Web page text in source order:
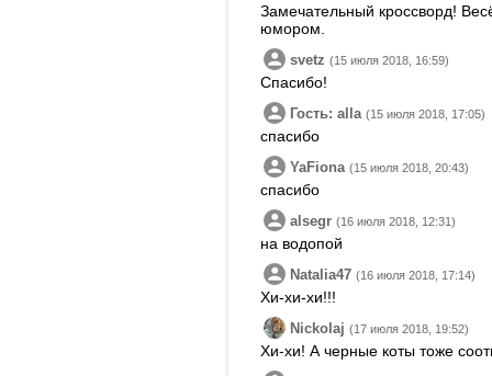
Замечательный кроссворд!
юмором.
svetz (15 июля 2018, 16:59)
Спасибо!
Гость: alla (15 июля 2018, 17:05)
спасибо
YaFiona (15 июля 2018, 20:43)
спасибо
alsegr (16 июля 2018, 12:31)
на водопой
Natalia47 (16 июля 2018, 17:14)
Хи-хи-хи!!!
Nickolaj (17 июля 2018, 19:52)
Хи-хи! А черные коты тоже